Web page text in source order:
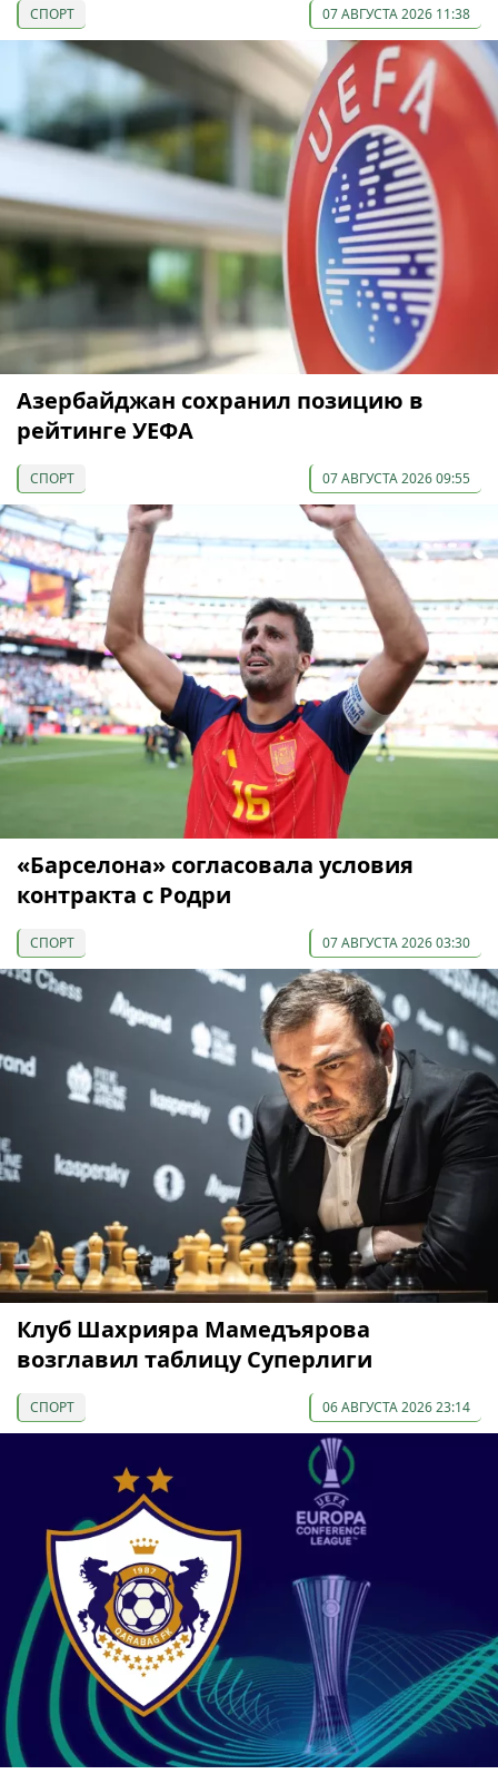
СПОРТ 07 АВГУСТА 2026 11:38
Азербайджан сохранил позицию в
рейтинге УЕФА
СПОРТ 07 АВГУСТА 2026 09:55
«Барселона» согласовала условия
контракта с Родри
СПОРТ 07 АВГУСТА 2026 03:30
Клуб Шахрияра Мамедъярова
возглавил таблицу Суперлиги
СПОРТ 06 АВГУСТА 2026 23:14